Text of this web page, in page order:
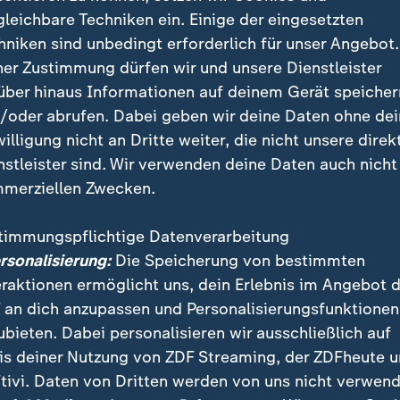
einer juristischen Entscheidung" nennt der
zuvor eine Kampagne gegen die französische Justiz
einen empfindlichen Punkt. Seit Jahren
als Gegenentwurf zu den politischen Eliten und
mangelnde Moral vor.
sie erklären, warum eine Politikerin, die
Gelder verurteilt wurde, Frankreichs
aus der politischen Mitte könnte das zum
Techniken ein. Einige der eingesetzten
sind unbedingt erforderlich für unser
Zustimmung dürfen wir und unsere Dienstleister
hinaus Informationen auf deinem Gerät
oder abrufen. Dabei geben wir deine Daten ohne
nicht an Dritte weiter, die nicht unsere
sind. Wir verwenden deine Daten auch nicht
Zwecken.
Datenverarbeitung
Die Speicherung von bestimmten
ermöglicht uns, dein Erlebnis im Angebot
an dich anzupassen und Personalisierungsfunktionen
Dabei personalisieren wir ausschließlich auf
deiner Nutzung von ZDF Streaming, der ZDFheute
Daten von Dritten werden von uns nicht